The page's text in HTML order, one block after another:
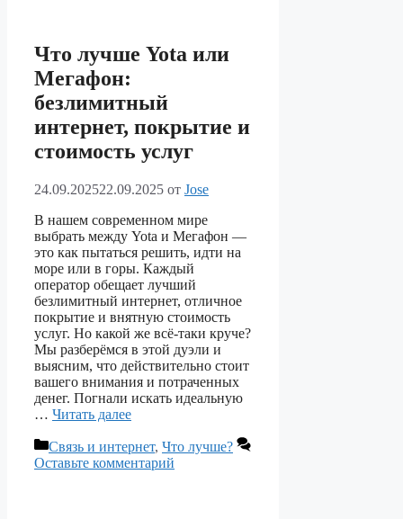
Что лучше Yota или
Мегафон:
безлимитный
интернет, покрытие и
стоимость услуг
24.09.202522.09.2025 от Jose
В нашем современном мире
выбрать между Yota и Мегафон —
это как пытаться решить, идти на
море или в горы. Каждый
оператор обещает лучший
безлимитный интернет, отличное
покрытие и внятную стоимость
услуг. Но какой же всё-таки круче?
Мы разберёмся в этой дуэли и
выясним, что действительно стоит
вашего внимания и потраченных
денег. Погнали искать идеальную
… Читать далее
Рубрики
Связь и интернет, Что лучше?
Оставьте комментарий